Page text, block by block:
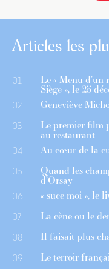
Articles les
01 Le « Menu
Siège », le 25
02 Geneviève
03 Le premier film
au restaurant
04 Au cœur de la
05 Quand les
d’Orsay
06 « suce moi », le
07 La cène ou le
08 Il faisait plus
09 Le terroir